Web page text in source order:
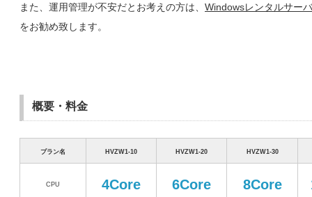
また、運用管理が不安だとお考えの方は、 Windowsレンタルサー
をお勧め致します。
概要・料金
プラン名 HVZW1-10 HVZW1-20 HVZW1-30
CPU 4Core 6Core 8Core